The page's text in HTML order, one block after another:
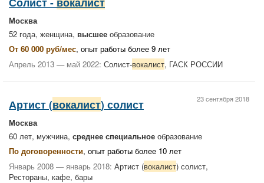
Москва
52 года, женщина, высшее образование
От 60 000 руб/мес, опыт работы более 9 лет
Апрель 2013 — май 2022: Солист-вокалист, ГАСК РОССИИ
23 сентября 2018
Артист (вокалист) солист
Москва
60 лет, мужчина, среднее специальное образование
По договоренности, опыт работы более 10 лет
Январь 2008 — январь 2018: Артист (вокалист) солист,
Рестораны, кафе, бары